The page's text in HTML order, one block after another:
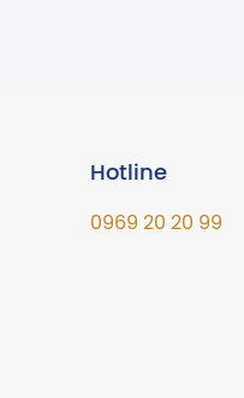
Hotline
0969 20 20 99